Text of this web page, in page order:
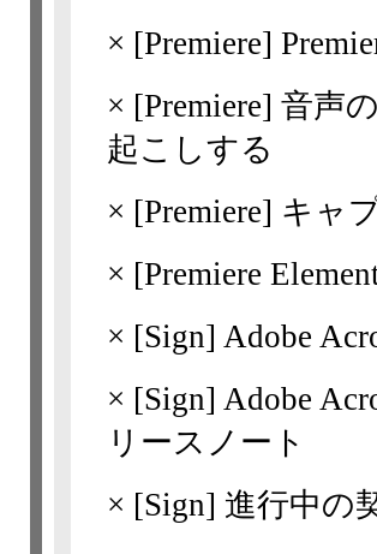
× [Premiere]
× [Premiere] 音声
起こしする
× [Premiere] キャ
× [Premiere
× [Sign] Adobe
× [Sign] Adobe
リースノート
× [Sign] 進行中の